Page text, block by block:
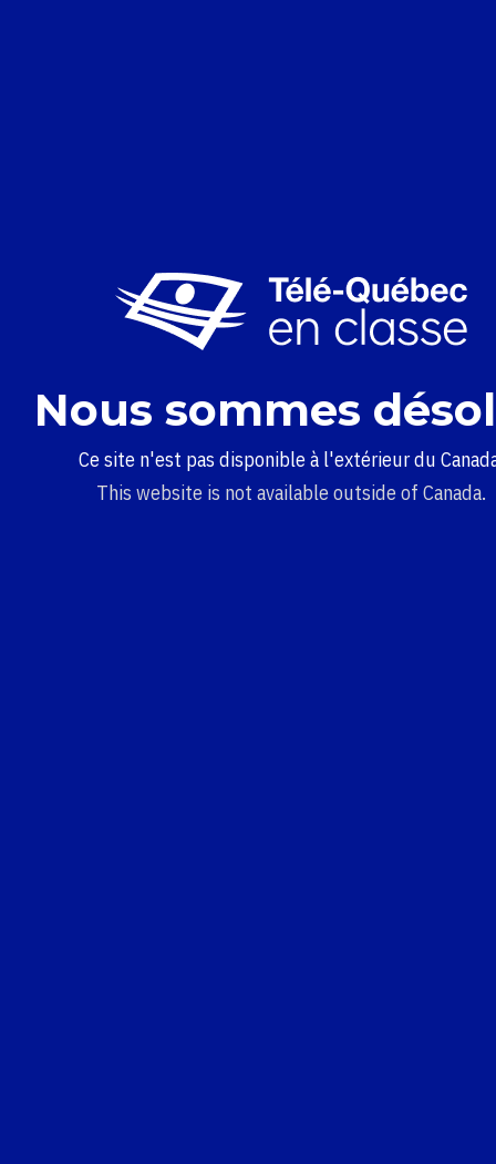
Nous sommes
Ce site n'est pas disponible à l'extérieur du
This website is not available outside of Canada.